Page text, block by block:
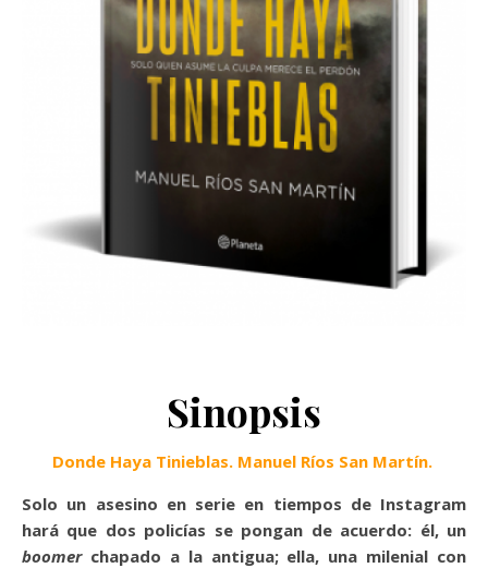
Sinopsis
Donde Haya Tinieblas. Manuel Ríos San Martín.
Solo un asesino en serie en tiempos de Instagram
hará que dos policías se pongan de acuerdo: él, un
boomerchapado a la antigua; ella, una milenial con